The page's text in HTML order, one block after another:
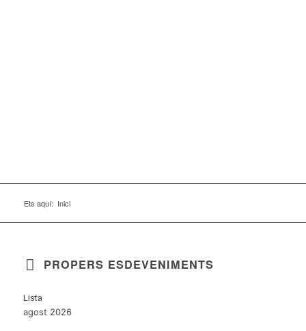
Ets aquí: Inici
PROPERS ESDEVENIMENTS
Lista
agost 2026